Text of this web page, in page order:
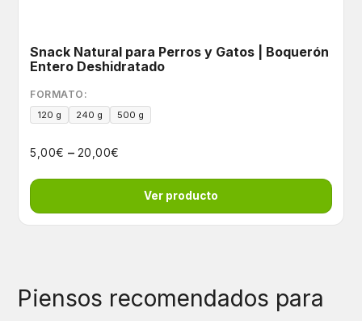
Snack Natural para Perros y Gatos | Boquerón
Entero Deshidratado
FORMATO:
120 g 240 g 500 g
5,00€ – 20,00€
Ver producto
Piensos recomendados para